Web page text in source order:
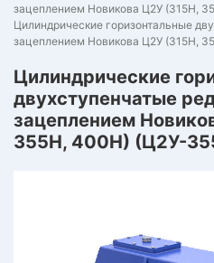
зацеплением Новикова Ц2У (315Н,
Цилиндрические горизонтальные
зацеплением Новикова Ц2У (315Н,
Цилиндрические
двухступенчатые
зацеплением
355Н, 400Н) (Ц2У-